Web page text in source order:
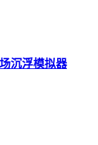
沉浮模拟器